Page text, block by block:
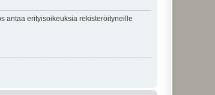
antaa erityisoikeuksia rekisteröityneille